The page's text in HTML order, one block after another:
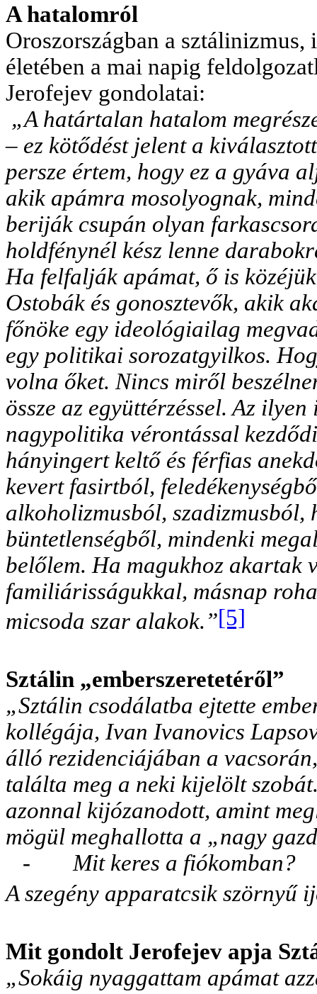
A hatalomról
Oroszországban a sztálinizmus,
életében a mai napig
Jerofejev gondolatai:
„A határtalan hatalom
– ez kötődést jelent a
persze értem, hogy ez a gyáva
akik apámra mosolyognak,
beriják csupán olyan
holdfénynél kész lenne
Ha felfalják apámat, ő is
Ostobák és gonosztevők, akik
főnöke egy ideológiailag
egy politikai sorozatgyilkos.
volna őket. Nincs miről
össze az együttérzéssel. Az
nagypolitika vérontással
hányingert keltő és férfias
kevert fasirtból,
alkoholizmusból, szadizmusból,
büntetlenségből, mindenki
belőlem. Ha magukhoz akartak
familiárisságukkal, másnap
micsoda szar alakok.”[5]
Sztálin „emberszeretetéről”
„Sztálin csodálatba ejtette
kollégája, Ivan Ivanovics
álló rezidenciájában a
találta meg a neki kijelölt
azonnal kijózanodott, amint
mögül meghallotta a „nagy
-
Mit keres a fiókomban?
A szegény apparatcsik szörnyű
Mit gondolt Jerofejev apja
„Sokáig nyaggattam apámat